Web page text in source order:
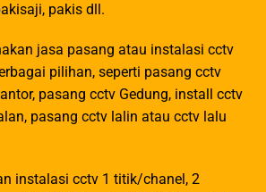
pakis dll.
jasa pasang atau instalasi cctv
pilihan, seperti pasang cctv
pasang cctv Gedung, install cctv
pasang cctv lalin atau cctv lalu
instalasi cctv 1 titik/chanel, 2